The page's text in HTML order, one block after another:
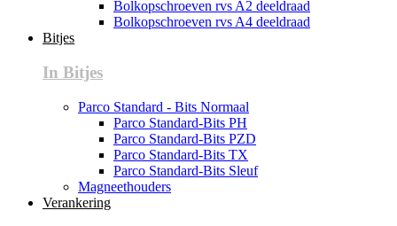
Bolkopschroeven rvs A2 deeldraad
Bolkopschroeven rvs A4 deeldraad
Bitjes
In Bitjes
Parco Standard - Bits Normaal
Parco Standard-Bits PH
Parco Standard-Bits PZD
Parco Standard-Bits TX
Parco Standard-Bits Sleuf
Magneethouders
Verankering